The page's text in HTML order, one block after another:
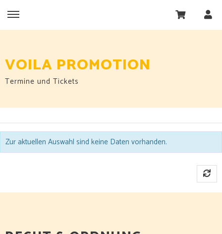
VOILA PROMOTION
Termine und Tickets
Zur aktuellen Auswahl sind keine Daten vorhanden.